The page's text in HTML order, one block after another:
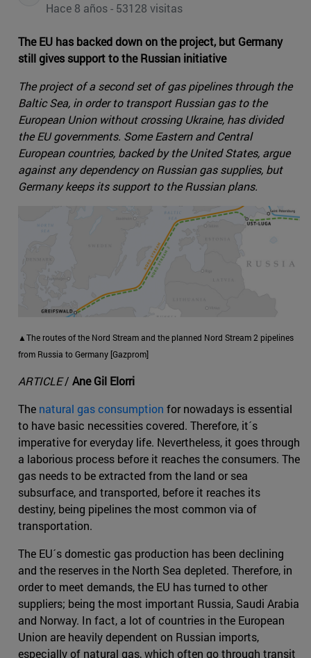
Hace 8 años - 53128 visitas
The EU has backed down on the project, but Germany
still gives support to the Russian initiative
The project of a second set of gas pipelines through the
Baltic Sea, in order to transport Russian gas to the
European Union without crossing Ukraine, has divided
the EU governments. Some Eastern and Central
European countries, backed by the United States, argue
against any dependency on Russian gas supplies, but
Germany keeps its support to the Russian plans.
▲The routes of the Nord Stream and the planned Nord Stream 2 pipelines
from Russia to Germany [Gazprom]
ARTICLE/ Ane Gil Elorri
The natural gas consumption for nowadays is essential
to have basic necessities covered. Therefore, it´s
imperative for everyday life. Nevertheless, it goes through
a laborious process before it reaches the consumers. The
gas needs to be extracted from the land or sea
subsurface, and transported, before it reaches its
destiny, being pipelines the most common via of
transportation.
The EU´s domestic gas production has been declining
and the reserves in the North Sea depleted. Therefore, in
order to meet demands, the EU has turned to other
suppliers; being the most important Russia, Saudi Arabia
and Norway. In fact, a lot of countries in the European
Union are heavily dependent on Russian imports,
especially of natural gas, which often go through transit